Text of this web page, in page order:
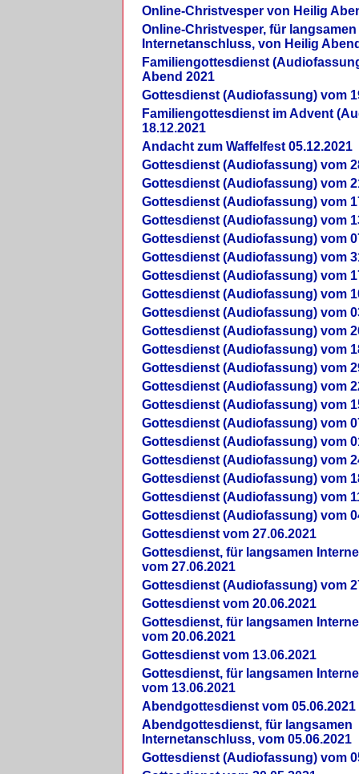
Online-Christvesper von Heilig
Online-Christvesper, für langsamen
Internetanschluss, von Heilig
Familiengottesdienst
Abend 2021
Gottesdienst (Audiofassung) vom
Familiengottesdienst im Advent
18.12.2021
Andacht zum Waffelfest 05.12.2021
Gottesdienst (Audiofassung) vom
Gottesdienst (Audiofassung) vom
Gottesdienst (Audiofassung) vom
Gottesdienst (Audiofassung) vom
Gottesdienst (Audiofassung) vom
Gottesdienst (Audiofassung) vom
Gottesdienst (Audiofassung) vom
Gottesdienst (Audiofassung) vom
Gottesdienst (Audiofassung) vom
Gottesdienst (Audiofassung) vom
Gottesdienst (Audiofassung) vom
Gottesdienst (Audiofassung) vom
Gottesdienst (Audiofassung) vom
Gottesdienst (Audiofassung) vom
Gottesdienst (Audiofassung) vom
Gottesdienst (Audiofassung) vom
Gottesdienst (Audiofassung) vom
Gottesdienst (Audiofassung) vom
Gottesdienst (Audiofassung) vom
Gottesdienst (Audiofassung) vom
Gottesdienst vom 27.06.2021
Gottesdienst, für langsamen
vom 27.06.2021
Gottesdienst (Audiofassung) vom
Gottesdienst vom 20.06.2021
Gottesdienst, für langsamen
vom 20.06.2021
Gottesdienst vom 13.06.2021
Gottesdienst, für langsamen
vom 13.06.2021
Abendgottesdienst vom 05.06.2021
Abendgottesdienst, für langsamen
Internetanschluss, vom 05.06.2021
Gottesdienst (Audiofassung) vom